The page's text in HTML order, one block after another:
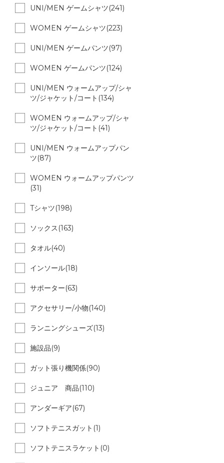
UNI/MEN ゲームシャツ(241)
WOMEN ゲームシャツ(223)
UNI/MEN ゲームパンツ(97)
WOMEN ゲームパンツ(124)
UNI/MEN ウォームアップ/シャ
ツ/ジャケット/コート(134)
WOMEN ウォームアップ/シャ
ツ/ジャケット/コート(41)
UNI/MEN ウォームアップパン
ツ(87)
WOMEN ウォームアップパンツ
(31)
Tシャツ(198)
ソックス(163)
タオル(40)
インソール(18)
サポーター(63)
アクセサリー/小物(140)
ランニングシューズ(13)
施設品(9)
ガット張り機関係(90)
ジュニア 商品(110)
アンダーギア(67)
ソフトテニスガット(1)
ソフトテニスラケット(0)